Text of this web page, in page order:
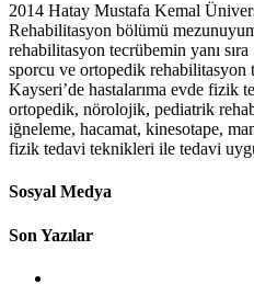
2014 Hatay Mustafa Kemal
Rehabilitasyon bölümü
rehabilitasyon tecrübemin yanı
sporcu ve ortopedik rehabilitasyon
Kayseri’de hastalarıma evde fizik
ortopedik, nörolojik, pediatrik
iğneleme, hacamat, kinesotape,
fizik tedavi teknikleri ile tedavi
Sosyal Medya
Son Yazılar